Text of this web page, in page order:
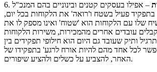
6. – אפילו בעסקים קטנים ובינוניים בהם המנכ"ל
פעיל בשטח ו'רואה' את הלקוחות בכל יום,
שלו עם הלקוחות הוא 'שטוח' ואינו מספק לו את
עובדים אחרים מהמכירות, משירות הלקוחות
ותיק שעובד גם היום הוא חילופי תפקידים בין
לכל אחד מהם להיות אורח לרגע' בתפקידו של
האחר, להצביע על כשלים ולהציע שיפורים.